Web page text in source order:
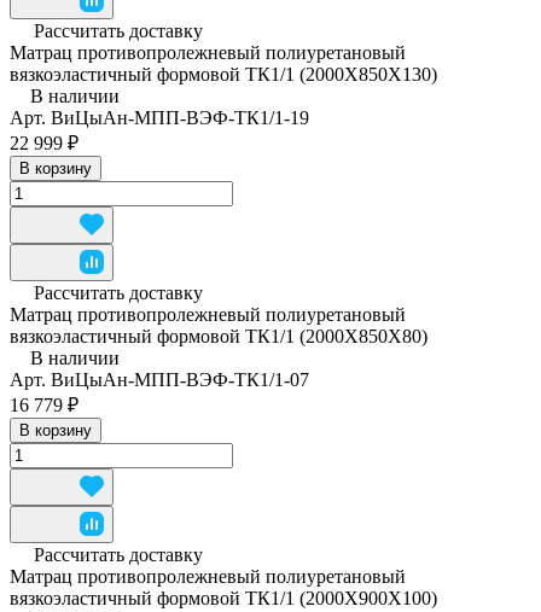
Рассчитать доставку
Матрац противопролежневый полиуретановый
вязкоэластичный формовой ТК1/1 (2000Х850Х130)
В наличии
Арт. ВиЦыАн-МПП-ВЭФ-ТК1/1-19
22 999 ₽
В корзину
Рассчитать доставку
Матрац противопролежневый полиуретановый
вязкоэластичный формовой ТК1/1 (2000Х850Х80)
В наличии
Арт. ВиЦыАн-МПП-ВЭФ-ТК1/1-07
16 779 ₽
В корзину
Рассчитать доставку
Матрац противопролежневый полиуретановый
вязкоэластичный формовой ТК1/1 (2000Х900Х100)